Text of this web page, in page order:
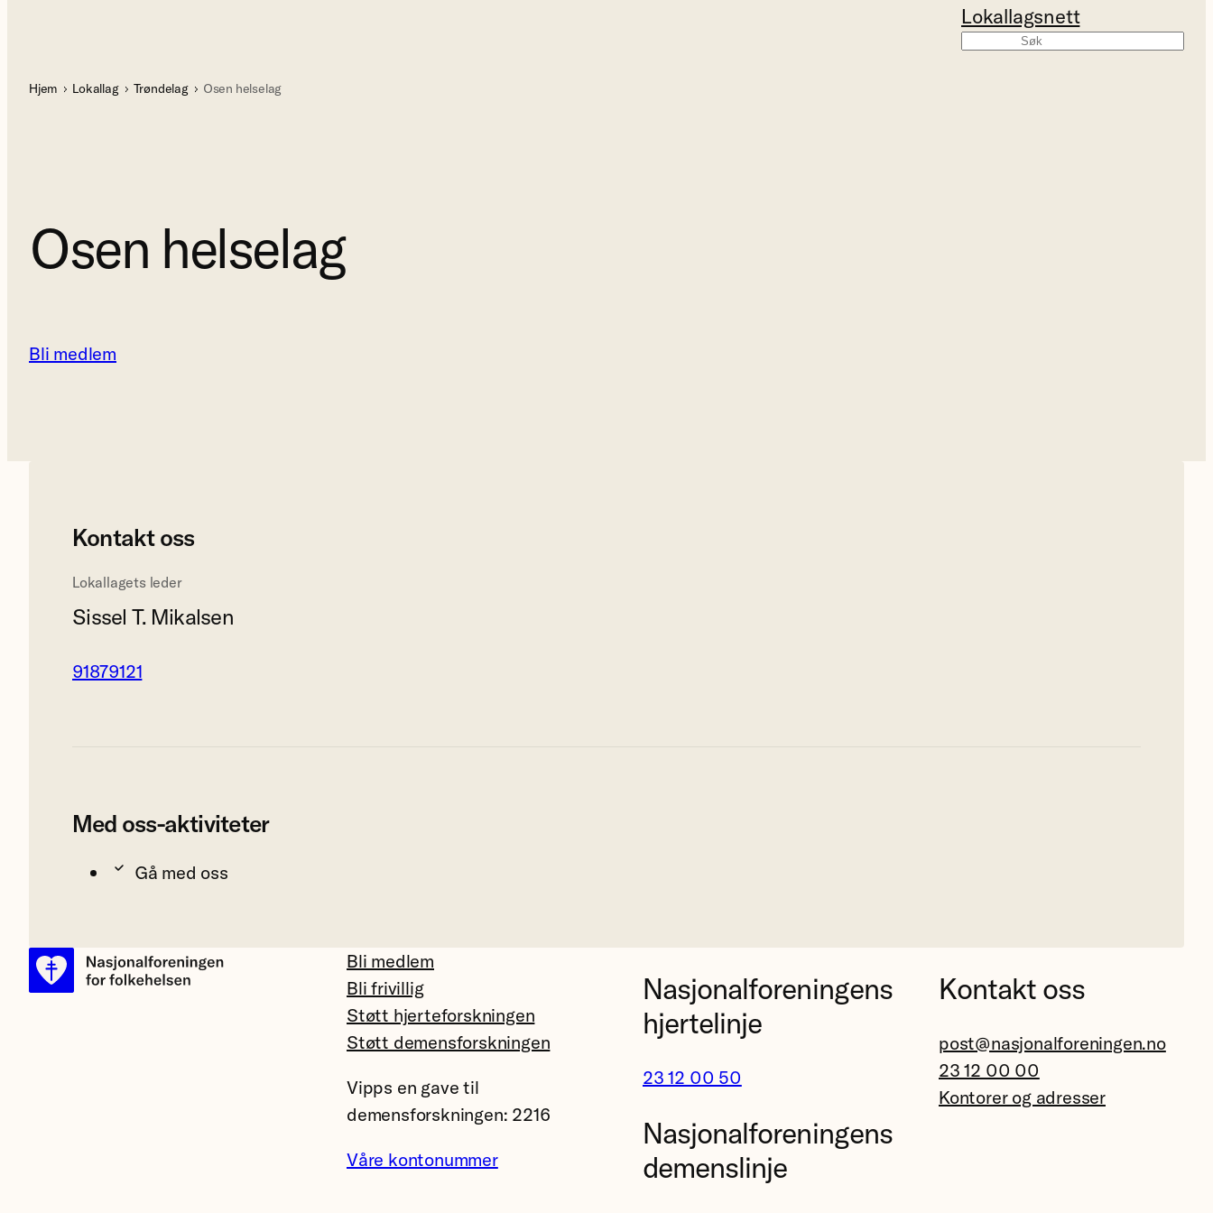
Lokallagsnett
Hjem Lokallag Trøndelag Osen helselag
Osen helselag
Bli medlem
Kontakt oss
Lokallagets leder
Sissel T. Mikalsen
91879121
Med oss-aktiviteter
Gå med oss
Bli medlem
Bli frivillig
Støtt hjerteforskningen
Støtt demensforskningen
Vipps en gave til
demensforskningen: 2216
Våre kontonummer
Nasjonalforeningens
hjertelinje
23 12 00 50
Nasjonalforeningens
demenslinje
Kontakt oss
post@nasjonalforeningen.no
23 12 00 00
Kontorer og adresser